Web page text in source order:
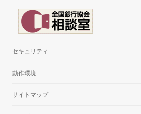
セキュリティ
動作環境
サイトマップ